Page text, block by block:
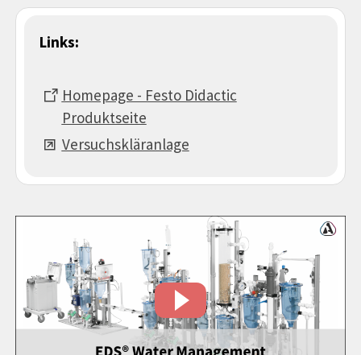
Links:
Homepage - Festo Didactic
Produktseite
Versuchskläranlage